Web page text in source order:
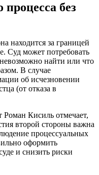
процесса без
находится за границей
Суд может потребовать
невозможно найти или что
В случае
об исчезновении
(от отказа в
Роман Кисиль отмечает,
второй стороны важна
процессуальных
оформить
и снизить риски